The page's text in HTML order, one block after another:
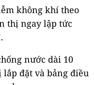
không khí theo
thị ngay lập tức
nước dài 10
lắp đặt và bảng điều